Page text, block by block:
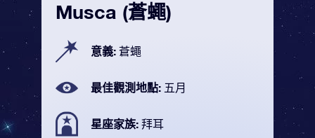
Musca (蒼蠅)
意義: 蒼蠅
最佳觀測地點: 五月
星座家族: 拜耳